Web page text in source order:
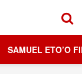
SAMUEL ETO’O